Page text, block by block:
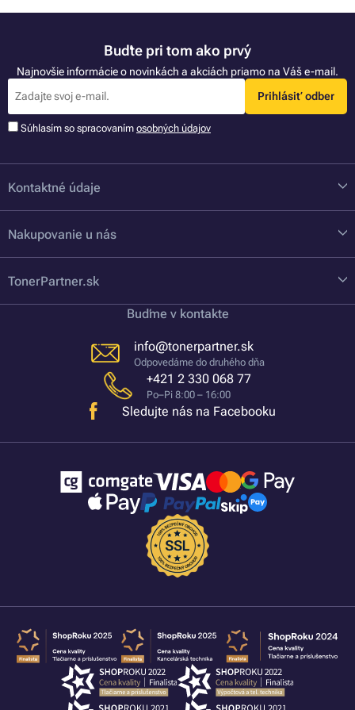
Buďte pri tom ako prvý
Najnovšie informácie o novinkách a akciách priamo na Váš e-mail.
Prihlásiť odber
Súhlasím so spracovaním osobných údajov
Kontaktné údaje
Nakupovanie u nás
TonerPartner.sk
Buďme v kontakte
info@tonerpartner.sk
Odpovedáme do druhého dňa
+421 2 330 068 77
Po–Pi 8:00 – 16:00
Sledujte nás na Facebooku